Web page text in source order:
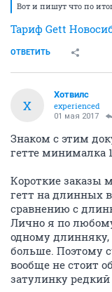
Вот и пишут что по
Тариф Gett
ОТВЕТИТЬ
Х
Хотвилс
experienced
01 мая 2017
Знаком с этим
гетте минималка
Короткие заказы
гетт на длинных
сравнению с
Лично я по
одному
больше. Поэтому
вообще не стоит
затулинку редкий